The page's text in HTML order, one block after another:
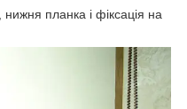
планка і фіксація на